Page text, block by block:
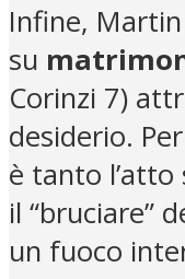
Infine,
su
Corinzi 7)
desiderio.
è tanto l’atto
il “bruciare”
un fuoco